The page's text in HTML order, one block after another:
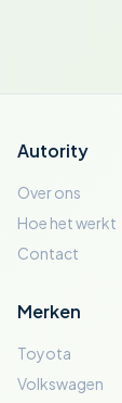
Autority
Over ons
Hoe het werkt
Contact
Merken
Toyota
Volkswagen